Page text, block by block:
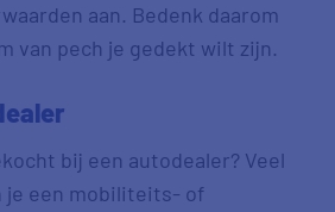
aan. Bedenk daarom
van pech je gedekt wilt zijn.
bij een autodealer? Veel
je een mobiliteits- of